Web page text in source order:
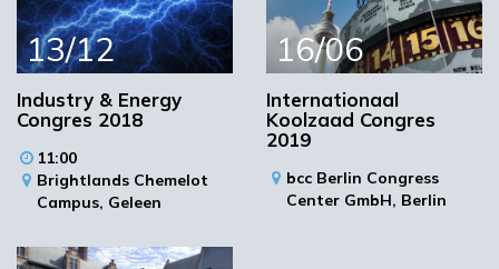
Kijk voor meer informatie en registratie op de
congreswebsite.
Registreer
Locatie
13/12
Industry & Energy
Congres 2018
11:00
Brightlands Chemelot
Campus, Geleen
16/06
Internationaal
Koolzaad Congres
2019
bcc Berlin Congress
Center GmbH, Berlin